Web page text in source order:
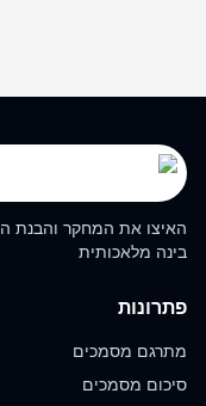
האיצו את המחקר והבנת
בינה מלאכותית
פתרונות
מתרגם מסמכים
סיכום מסמכים